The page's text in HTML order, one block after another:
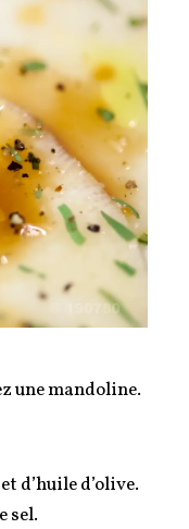
une mandoline.
d’huile d’olive.
sel.